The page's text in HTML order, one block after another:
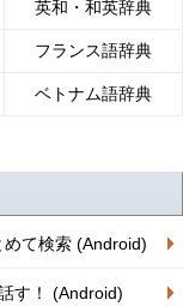
英和・和英辞典
フランス語辞典
ベトナム語辞典
て検索 (Android)
す！ (Android)